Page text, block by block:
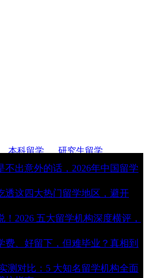
本科留学 研究生留学
留学问答 留学签证